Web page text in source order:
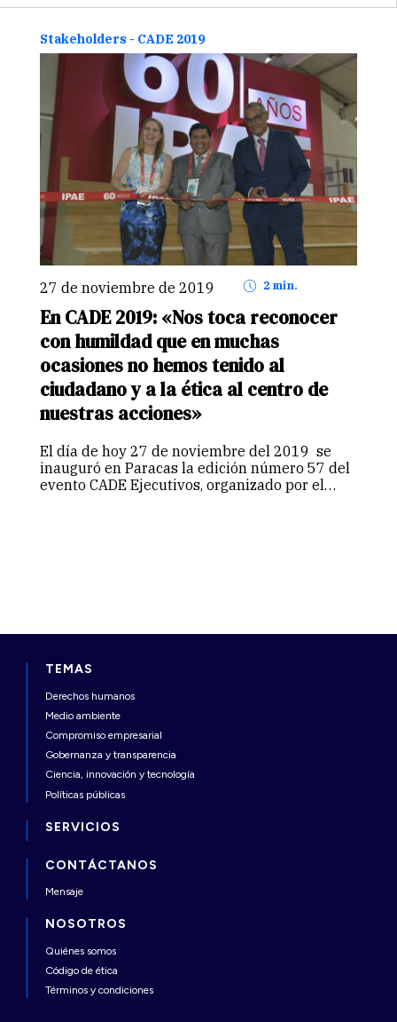
Elena Conterno, presidenta de IPAE; Luis
y Javier Gallegos, gobernador de…
Stakeholders - CADE 2019
27 de noviembre de 2019 2 min.
En CADE 2019: «Nos toca reconocer
con humildad que en muchas
ocasiones no hemos tenido al
ciudadano y a la ética al centro de
nuestras acciones»
El día de hoy 27 de noviembre del 2019 se
inauguró en Paracas la edición número 57 del
evento CADE Ejecutivos, organizado por el
TEMAS
Derechos humanos
Medio ambiente
Compromiso empresarial
Gobernanza y transparencia
Ciencia, innovación y tecnología
Políticas públicas
SERVICIOS
CONTÁCTANOS
Mensaje
NOSOTROS
Quiénes somos
Código de ética
Términos y condiciones